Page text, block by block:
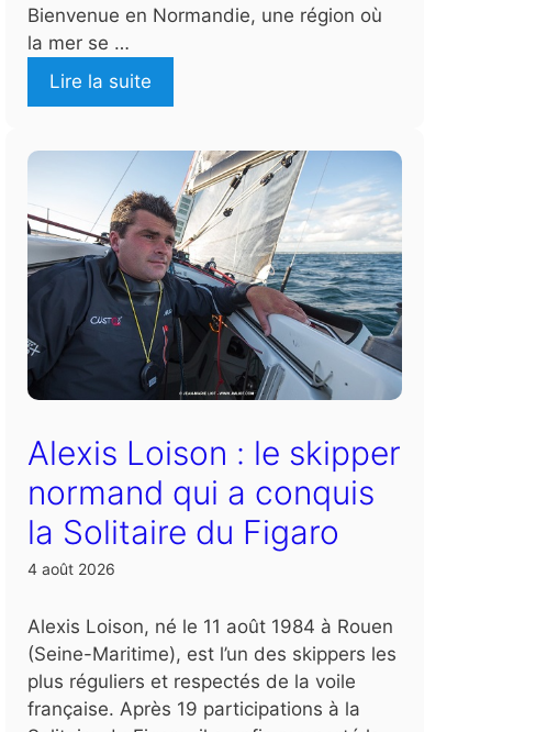
Bienvenue en Normandie, une région où
la mer se …
Lire la suite
Alexis Loison : le skipper
normand qui a conquis
la Solitaire du Figaro
4 août 2026
Alexis Loison, né le 11 août 1984 à Rouen
(Seine-Maritime), est l’un des skippers les
plus réguliers et respectés de la voile
française. Après 19 participations à la